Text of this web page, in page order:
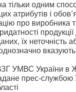
тільки одним
атрибутів і
про виробника
їх неточність
УМВС України в
прес-службою